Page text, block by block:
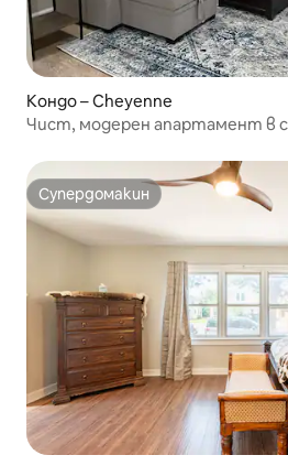
Кондо – Cheyenne
Чист, модерен апартамент в
Супердомакин
Супердомакин